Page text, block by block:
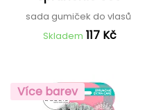
sada gumiček do vlasů
Skladem 117 Kč
Více barev